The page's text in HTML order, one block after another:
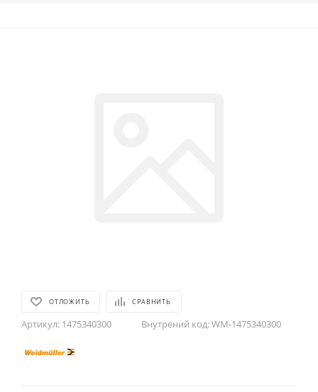
ОТЛОЖИТЬ СРАВНИТЬ
Артикул: 1475340300 Внутрений код:WM-1475340300